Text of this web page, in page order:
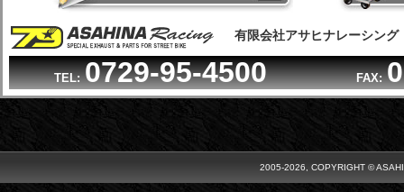
有限会社アサヒナレーシング
TEL: 0729-95-4500 FAX:
2005-2026, COPYRIGHT ©